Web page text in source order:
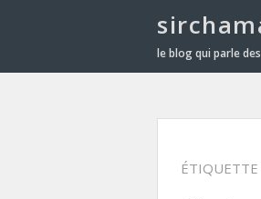
le blog qui parle
ÉTIQUETTE